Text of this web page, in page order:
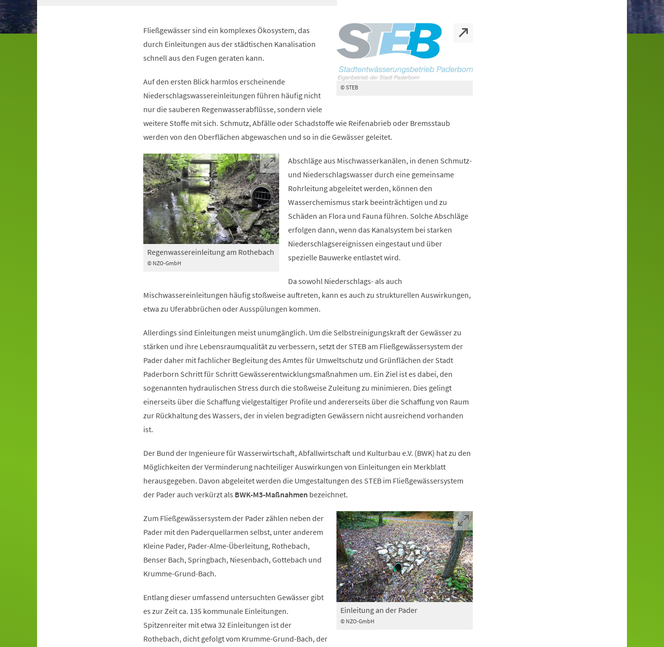
© STEB
Fließgewässer sind ein komplexes Ökosystem, das
durch Einleitungen aus der städtischen Kanalisation
schnell aus den Fugen geraten kann.
Auf den ersten Blick harmlos erscheinende
Niederschlagswassereinleitungen führen häufig nicht
nur die sauberen Regenwasserabflüsse, sondern viele
weitere Stoffe mit sich. Schmutz, Abfälle oder Schadstoffe wie Reifenabrieb oder Bremsstaub
werden von den Oberflächen abgewaschen und so in die Gewässer geleitet.
© NZO-GmbH
Regenwassereinleitung am Rothebach
Abschläge aus Mischwasserkanälen, in denen Schmutz-
und Niederschlagswasser durch eine gemeinsame
Rohrleitung abgeleitet werden, können den
Wasserchemismus stark beeinträchtigen und zu
Schäden an Flora und Fauna führen. Solche Abschläge
erfolgen dann, wenn das Kanalsystem bei starken
Niederschlagsereignissen eingestaut und über
spezielle Bauwerke entlastet wird.
Da sowohl Niederschlags- als auch
Mischwassereinleitungen häufig stoßweise auftreten, kann es auch zu strukturellen Auswirkungen,
etwa zu Uferabbrüchen oder Ausspülungen kommen.
Allerdings sind Einleitungen meist unumgänglich. Um die Selbstreinigungskraft der Gewässer zu
stärken und ihre Lebensraumqualität zu verbessern, setzt der STEB am Fließgewässersystem der
Pader daher mit fachlicher Begleitung des Amtes für Umweltschutz und Grünflächen der Stadt
Paderborn Schritt für Schritt Gewässerentwicklungsmaßnahmen um. Ein Ziel ist es dabei, den
sogenannten hydraulischen Stress durch die stoßweise Zuleitung zu minimieren. Dies gelingt
einerseits über die Schaffung vielgestaltiger Profile und andererseits über die Schaffung von Raum
zur Rückhaltung des Wassers, der in vielen begradigten Gewässern nicht ausreichend vorhanden
ist.
Der Bund der Ingenieure für Wasserwirtschaft, Abfallwirtschaft und Kulturbau e.V. (BWK) hat zu den
Möglichkeiten der Verminderung nachteiliger Auswirkungen von Einleitungen ein Merkblatt
herausgegeben. Davon abgeleitet werden die Umgestaltungen des STEB im Fließgewässersystem
der Pader auch verkürzt als BWK-M3-Maßnahmen bezeichnet.
© NZO-GmbH
Einleitung an der Pader
Zum Fließgewässersystem der Pader zählen neben der
Pader mit den Paderquellarmen selbst, unter anderem
Kleine Pader, Pader-Alme-Überleitung, Rothebach,
Benser Bach, Springbach, Niesenbach, Gottebach und
Krumme-Grund-Bach.
Entlang dieser umfassend untersuchten Gewässer gibt
es zur Zeit ca. 135 kommunale Einleitungen.
Spitzenreiter mit etwa 32 Einleitungen ist der
Rothebach, dicht gefolgt vom Krumme-Grund-Bach, der